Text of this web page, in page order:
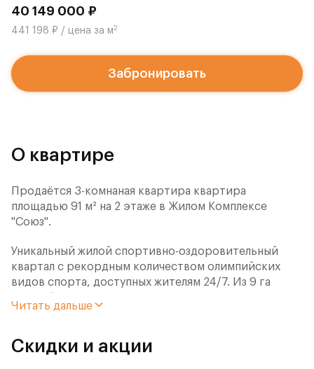
40 149 000 ₽
441 198 ₽ / цена за м2
Забронировать
О квартире
Продаётся 3-комнаная квартира квартира
площадью 91 м² на 2 этаже в Жилом Комплексе
"Союз".
Уникальный жилой спортивно-оздоровительный
квартал с рекордным количеством олимпийских
видов спорта, доступных жителям 24/7. Из 9 га
инфраструктуру. В открытом доступе у жителей
здоровья:
Читать дальше
Скидки и акции